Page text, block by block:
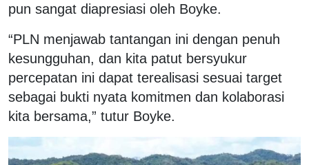
pun sangat diapresiasi oleh Boyke.
“PLN menjawab tantangan ini dengan penuh
kesungguhan, dan kita patut bersyukur
percepatan ini dapat terealisasi sesuai target
sebagai bukti nyata komitmen dan kolaborasi
kita bersama,” tutur Boyke.